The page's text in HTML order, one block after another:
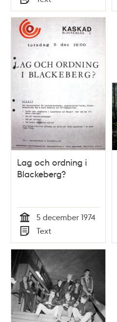
Typ
Lag och ordning i
Blackeberg?
Tid
5 december 1974
Typ
Text